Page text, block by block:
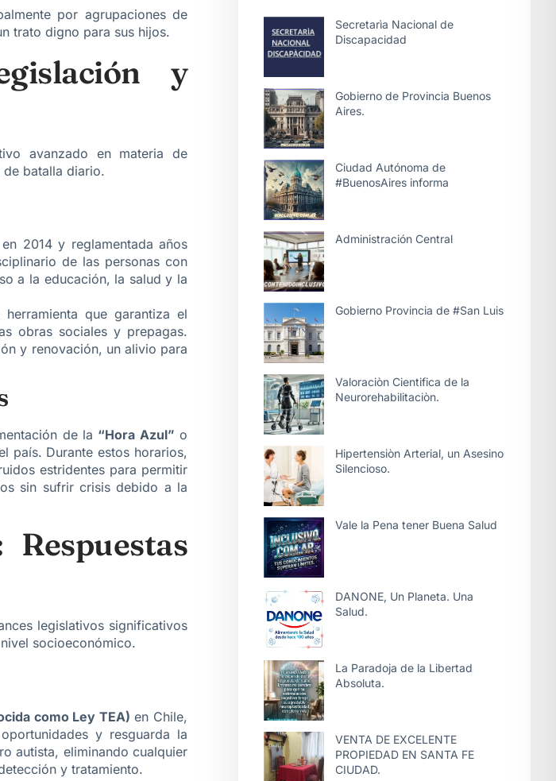
por agrupaciones de
trato digno para sus hijos.
y
avanzado en materia de
batalla diario.
en 2014 y reglamentada años
de las personas con
a la educación, la salud y la
que garantiza el
obras sociales y prepagas.
y renovación, un alivio para
de la “Hora Azul” o
país. Durante estos horarios,
estridentes para permitir
sin sufrir crisis debido a la
legislativos significativos
socioeconómico.
como Ley TEA) en Chile,
y resguarda la
autista, eliminando cualquier
y tratamiento.
Secretarìa Nacional de
Discapacidad
Gobierno de Provincia Buenos
Aires.
Ciudad Autónoma de
#BuenosAires informa
Administración Central
Gobierno Provincia de #San Luis
Valoraciòn Cientifica de la
Neurorehabilitaciòn.
Hipertensiòn Arterial, un Asesino
Silencioso.
Vale la Pena tener Buena Salud
DANONE, Un Planeta. Una
Salud.
La Paradoja de la Libertad
Absoluta.
VENTA DE EXCELENTE
PROPIEDAD EN SANTA FE
CIUDAD.